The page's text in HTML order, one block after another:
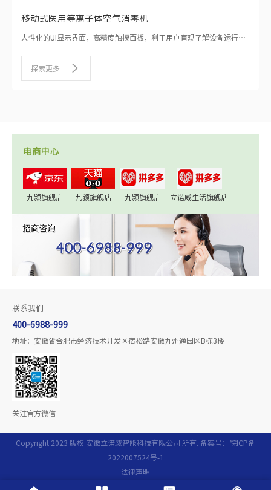
移动式医用等离子体空气消毒机
人性化的UI显示界面，高精度触摸面板，利于用户直观了解设备运行状
统，实现对设备的远程控制管理。
探索更多
电商中心
九颍旗舰店 九颍旗舰店 九颍旗舰店 立诺威生活旗舰店
联系我们
400-6988-999
地址：安徽省合肥市经济技术开发区宿松路安徽九州通园区B栋3楼
关注官方微信
Copyright 2023 版权 安徽立诺威智能科技有限公司 所有. 备案号： 皖ICP备
2022007524号-1
法律声明